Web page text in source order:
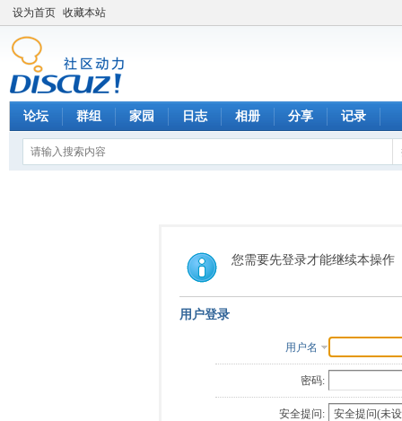
设为首页 收藏本站
论坛 群组 家园 日志 相册 分享 记录
您需要先登录才能继续本操作
用户登录
用户名
密码:
安全提问: